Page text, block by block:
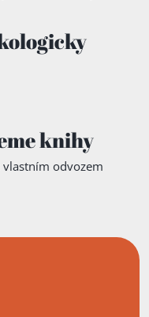
knihy
odvozem